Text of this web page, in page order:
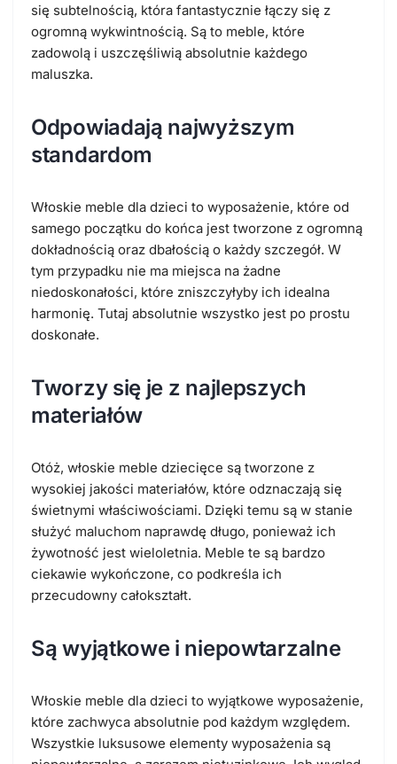
się subtelnością, która fantastycznie łączy się z
ogromną wykwintnością. Są to meble, które
zadowolą i uszczęśliwią absolutnie każdego
maluszka.
Odpowiadają najwyższym
standardom
Włoskie meble dla dzieci to wyposażenie, które od
samego początku do końca jest tworzone z ogromną
dokładnością oraz dbałością o każdy szczegół. W
tym przypadku nie ma miejsca na żadne
niedoskonałości, które zniszczyłyby ich idealna
harmonię. Tutaj absolutnie wszystko jest po prostu
doskonałe.
Tworzy się je z najlepszych
materiałów
Otóż, włoskie meble dziecięce są tworzone z
wysokiej jakości materiałów, które odznaczają się
świetnymi właściwościami. Dzięki temu są w stanie
służyć maluchom naprawdę długo, ponieważ ich
żywotność jest wieloletnia. Meble te są bardzo
ciekawie wykończone, co podkreśla ich
przecudowny całokształt.
Są wyjątkowe i niepowtarzalne
Włoskie meble dla dzieci to wyjątkowe wyposażenie,
które zachwyca absolutnie pod każdym względem.
Wszystkie luksusowe elementy wyposażenia są